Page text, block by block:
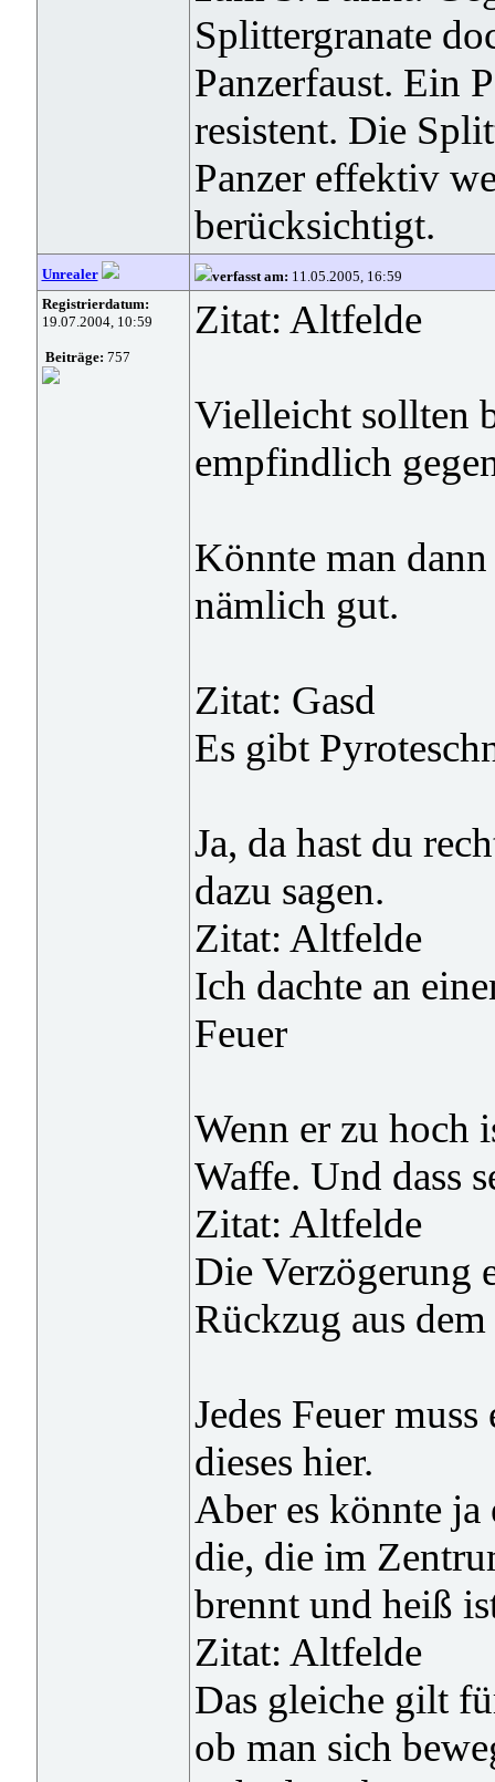
Splittergranate
Panzerfaust. Ein
resistent. Die
Panzer effektiv
berücksichtigt.
Unrealer verfasst am: 11.05.2005, 16:59
Registrierdatum:
19.07.2004, 10:59
Beiträge: 757
Zitat: Altfelde
Vielleicht sollten
empfindlich
Könnte man
nämlich gut.
Zitat: Gasd
Es gibt
Ja, da hast du
dazu sagen.
Zitat: Altfelde
Ich dachte an
Feuer
Wenn er zu hoch
Waffe. Und dass
Zitat: Altfelde
Die Verzögerung
Rückzug aus
Jedes Feuer
dieses hier.
Aber es könnte ja
die, die im
brennt und heiß
Zitat: Altfelde
Das gleiche gilt
ob man sich